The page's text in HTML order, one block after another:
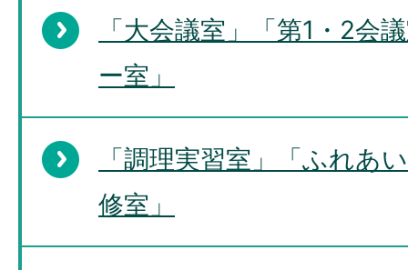
「大会議室」「第1・2会
ー室」
「調理実習室」「ふれあ
修室」